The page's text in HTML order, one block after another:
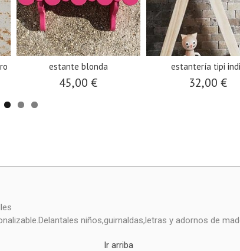
estante blonda
45,00 €
estantería tipi
32,00 €
niños,guirnaldas,letras y adornos de
Ir arriba